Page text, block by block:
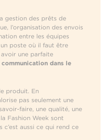
gestion des prêts de
l’organisation des envois
entre les équipes
un poste où il faut être
une parfaite
communication dans le
produit. En
pas seulement une
faire, une qualité, une
Fashion Week sont
c’est aussi ce qui rend ce